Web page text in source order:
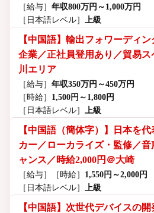
［給与］ 年収800万円～1,000万円
［日本語レベル］ 上級
【中国語】輸出フォワーディ
企業／正社員登用あり／貿易
川エリア
［給与］ 年収350万円～450万円
［時給］ 1,500円～1,800円
［日本語レベル］ 上級
【中国語（簡体字）】日本を
カー／ローカライズ・監修／
ャンス／時給2,000円＠大崎
［給与］ ［時給］ 1,550円～2,000円
［日本語レベル］
上級
【中国語】次世代デバイスの